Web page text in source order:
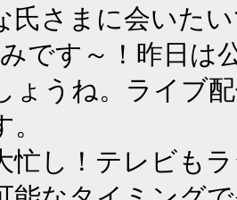
氏さまに会いた
です～！昨日は
ょうね。ライブ
忙し！テレビも